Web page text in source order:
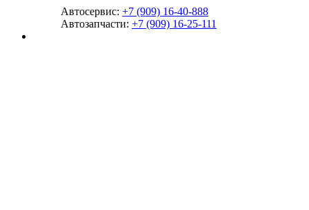
Автосервис: +7 (909) 16-40-888
Автозапчасти: +7 (909) 16-25-111